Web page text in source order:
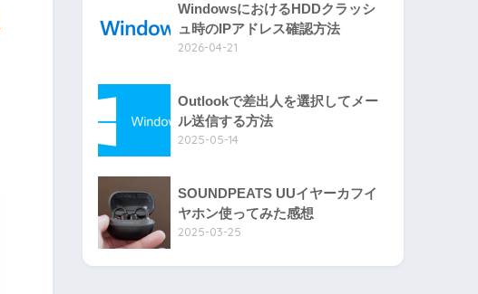
WindowsにおけるHDDクラッシ
ュ時のIPアドレス確認方法
2026-04-21
Outlookで差出人を選択してメー
ル送信する方法
2025-05-14
SOUNDPEATS UUイヤーカフイ
ヤホン使ってみた感想
2025-03-25